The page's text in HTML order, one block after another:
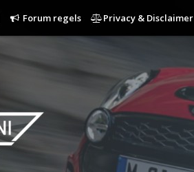
Forum regels Privacy & Disclaimer